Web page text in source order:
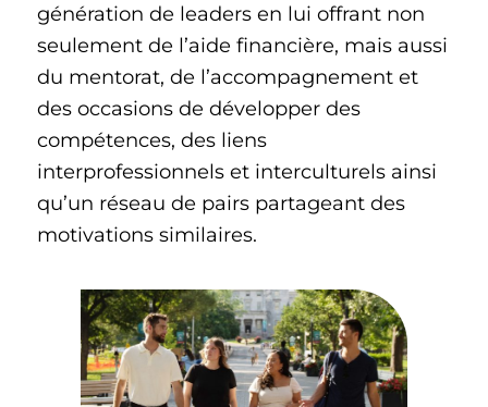
génération de leaders en lui offrant non
seulement de l’aide financière, mais aussi
du mentorat, de l’accompagnement et
des occasions de développer des
compétences, des liens
interprofessionnels et interculturels ainsi
qu’un réseau de pairs partageant des
motivations similaires.